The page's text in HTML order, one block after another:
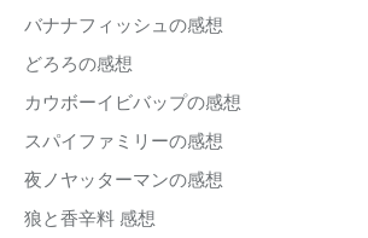
バナナフィッシュの感想
どろろの感想
カウボーイビバップの感想
スパイファミリーの感想
夜ノヤッターマンの感想
狼と香辛料 感想